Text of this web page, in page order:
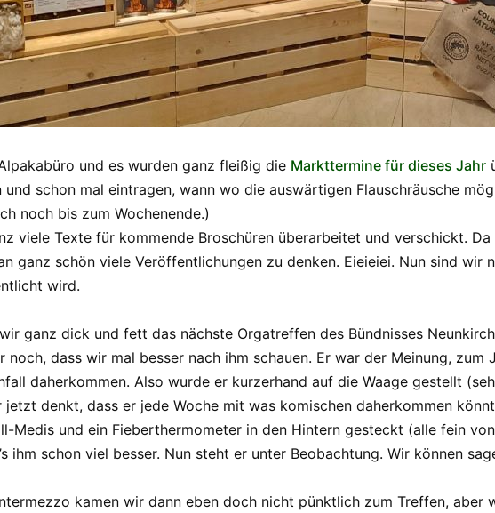
und es wurden ganz fleißig die Markttermine für dieses Jahr
schon mal eintragen, wann wo die auswärtigen Flauschräusche
noch bis zum Wochenende.)
viele Texte für kommende Broschüren überarbeitet und verschickt.
ganz schön viele Veröffentlichungen zu denken. Eieieiei. Nun sind wir
wird.
ganz dick und fett das nächste Orgatreffen des Bündnisses
noch, dass wir mal besser nach ihm schauen. Er war der Meinung,
daherkommen. Also wurde er kurzerhand auf die Waage gestellt
denkt, dass er jede Woche mit was komischen daherkommen
Medis und ein Fieberthermometer in den Hintern gesteckt (alle fein
ihm schon viel besser. Nun steht er unter Beobachtung. Wir können
kamen wir dann eben doch nicht pünktlich zum Treffen, aber